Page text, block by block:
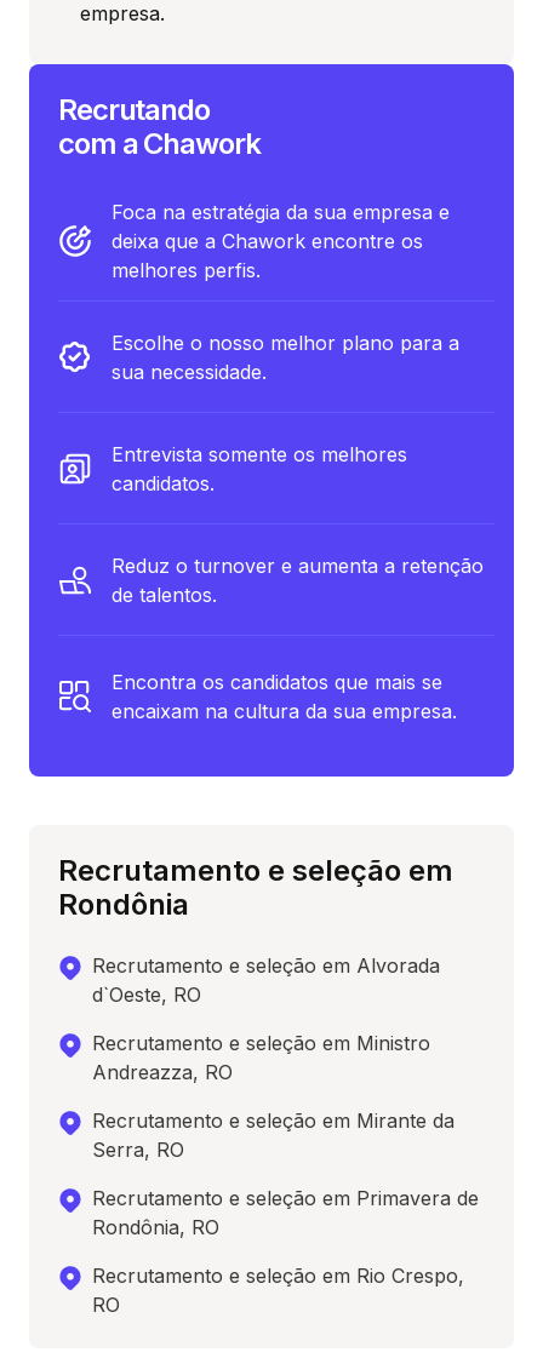
empresa.
Recrutando
com a Chawork
Foca na estratégia da sua empresa e
deixa que a Chawork encontre os
melhores perfis.
Escolhe o nosso melhor plano para a
sua necessidade.
Entrevista somente os melhores
candidatos.
Reduz o turnover e aumenta a retenção
de talentos.
Encontra os candidatos que mais se
encaixam na cultura da sua empresa.
Recrutamento e seleção em
Rondônia
Recrutamento e seleção em Alvorada
d`Oeste, RO
Recrutamento e seleção em Ministro
Andreazza, RO
Recrutamento e seleção em Mirante da
Serra, RO
Recrutamento e seleção em Primavera de
Rondônia, RO
Recrutamento e seleção em Rio Crespo,
RO